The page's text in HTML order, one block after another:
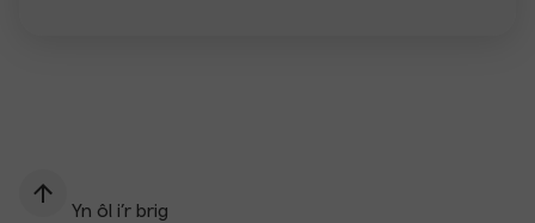
Yn ôl i’r brig